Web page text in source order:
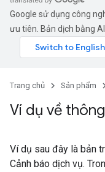
Google sử dụng công
ưu tiên. Bản dịch bằng
Trang chủ Sản phẩm
Ví dụ về
Ví dụ sau đây là bản
Cảnh báo dịch vụ.